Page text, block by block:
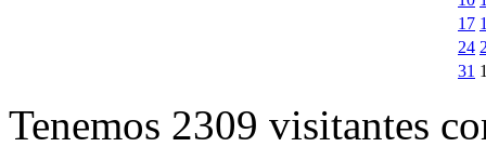
17
24
31
Tenemos 2309 visitantes